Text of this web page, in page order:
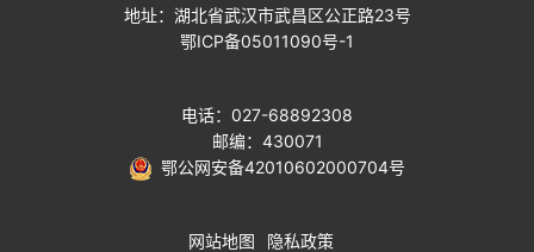
地址：湖北省武汉市武昌区公正路23号
鄂ICP备05011090号-1
电话：027-68892308
邮编：430071
鄂公网安备42010602000704号
网站地图 隐私政策